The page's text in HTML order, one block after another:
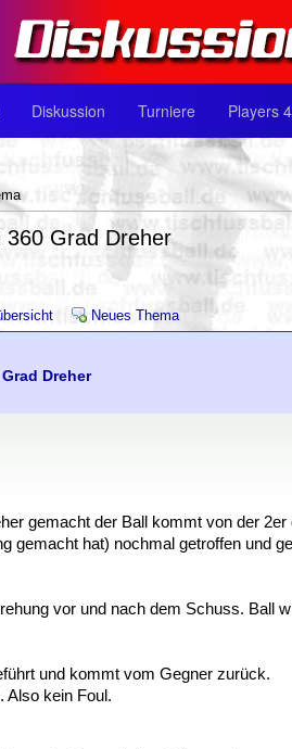
Diskussion Turniere Players
Grad Dreher
Neues Thema
Dreher
gemacht der Ball kommt von der
gemacht hat) nochmal getroffen und
vor und nach dem Schuss. Ball
und kommt vom Gegner zurück.
Also kein Foul.